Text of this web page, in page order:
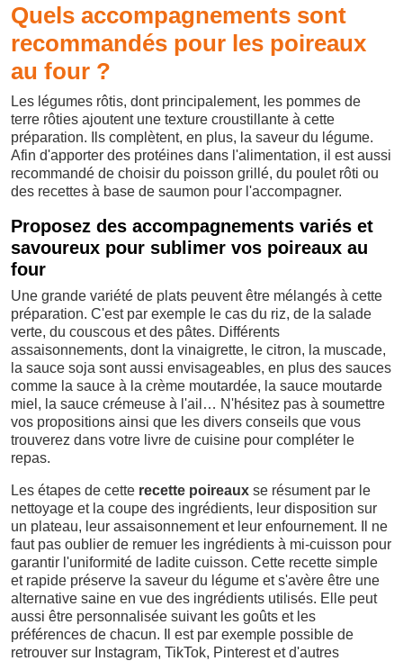
Quels accompagnements sont
recommandés pour les poireaux
au four ?
Les légumes rôtis, dont principalement, les pommes de
terre rôties ajoutent une texture croustillante à cette
préparation. Ils complètent, en plus, la saveur du légume.
Afin d'apporter des protéines dans l'alimentation, il est aussi
recommandé de choisir du poisson grillé, du poulet rôti ou
des recettes à base de saumon pour l'accompagner.
Proposez des accompagnements variés et
savoureux pour sublimer vos poireaux au
four
Une grande variété de plats peuvent être mélangés à cette
préparation. C'est par exemple le cas du riz, de la salade
verte, du couscous et des pâtes. Différents
assaisonnements, dont la vinaigrette, le citron, la muscade,
la sauce soja sont aussi envisageables, en plus des sauces
comme la sauce à la crème moutardée, la sauce moutarde
miel, la sauce crémeuse à l'ail… N'hésitez pas à soumettre
vos propositions ainsi que les divers conseils que vous
trouverez dans votre livre de cuisine pour compléter le
repas.
Les étapes de cette recette poireaux se résument par le
nettoyage et la coupe des ingrédients, leur disposition sur
un plateau, leur assaisonnement et leur enfournement. Il ne
faut pas oublier de remuer les ingrédients à mi-cuisson pour
garantir l'uniformité de ladite cuisson. Cette recette simple
et rapide préserve la saveur du légume et s'avère être une
alternative saine en vue des ingrédients utilisés. Elle peut
aussi être personnalisée suivant les goûts et les
préférences de chacun. Il est par exemple possible de
retrouver sur Instagram, TikTok, Pinterest et d'autres